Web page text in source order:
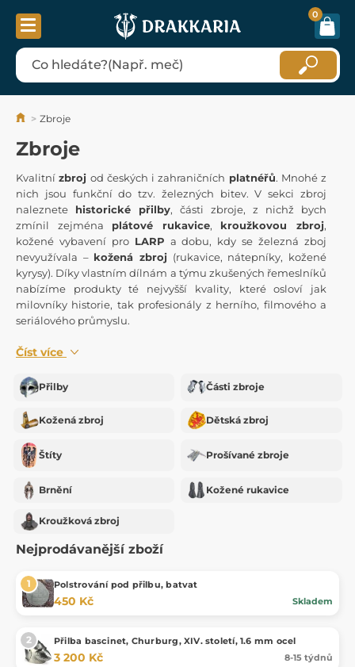
0
Zbroje
Zbroje
Kvalitnízbroj od českých i zahraničních platnéřů. Mnohé z
nich jsou funkční do tzv. železných bitev. V sekci zbroj
naleznete historické přilby, části zbroje, z nichž bych
zmínil zejména plátové rukavice, kroužkovou zbroj,
kožené vybavení pro LARP a dobu, kdy se železná zboj
nevyužívala – kožená zbroj (rukavice, nátepníky, kožené
kyrysy). Díky vlastním dílnám a týmu zkušených řemeslníků
nabízíme produkty té nejvyšší kvality, které osloví jak
milovníky historie, tak profesionály z herního, filmového a
seriálového průmyslu.
Číst více
Přilby Části zbroje
Kožená zbroj Dětská zbroj
Štíty Prošívané zbroje
Brnění Kožené rukavice
Kroužková zbroj
Nejprodávanější zboží
Polstrování pod přilbu, batvat
450 Kč Skladem
Přilba bascinet, Churburg, XIV. století, 1.6 mm ocel
3 200 Kč 8-15 týdnů